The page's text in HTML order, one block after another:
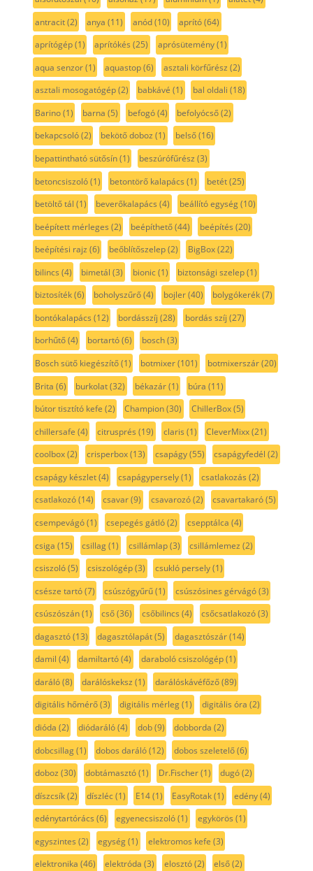
antracit(2) anya (11) anód(10) aprító(64)
aprítógép(1) aprítókés (25) aprósütemény(1)
aqua senzor(1) aquastop(6) asztali körfűrész (2)
asztali mosogatógép(2) babkávé (1) bal oldali (18)
Barino(1) barna (5) befogó(4) befolyócső(2)
bekapcsoló(2) bekötő doboz (1) belső(16)
bepattintható sütősín(1) beszúrófűrész (3)
betoncsiszoló(1) betontörő kalapács (1) betét(25)
betöltő tál (1) beverőkalapács (4) beállító egység(10)
beépített mérleges (2) beépíthető(44) beépítés (20)
beépítési rajz (6) beőblítőszelep(2) BigBox(22)
bilincs (4) bimetál (3) bionic(1) biztonsági szelep(1)
biztosíték(6) boholyszűrő(4) bojler(40) bolygókerék(7)
bontókalapács (12) bordásszíj (28) bordás szíj (27)
borhűtő(4) bortartó(6) bosch(3)
Bosch sütő kiegészítő(1) botmixer(101) botmixerszár(20)
Brita (6) burkolat(32) békazár(1) búra (11)
bútor tisztító kefe (2) Champion(30) ChillerBox(5)
chillersafe (4) citrusprés (19) claris (1) CleverMixx(21)
coolbox(2) crisperbox(13) csapágy(55) csapágyfedél (2)
csapágy készlet(4) csapágypersely(1) csatlakozás (2)
csatlakozó(14) csavar(9) csavarozó(2) csavartakaró(5)
csempevágó(1) csepegés gátló(2) csepptálca (4)
csiga (15) csillag(1) csillámlap(3) csillámlemez (2)
csiszoló(5) csiszológép(3) csukló persely(1)
csésze tartó(7) csúszógyűrű(1) csúszósines gérvágó(3)
csúszószán(1) cső(36) csőbilincs (4) csőcsatlakozó(3)
dagasztó(13) dagasztólapát(5) dagasztószár(14)
damil (4) damiltartó(4) daraboló csiszológép(1)
daráló(8) darálóskeksz (1) darálóskávéfőző(89)
digitális hőmérő(3) digitális mérleg(1) digitális óra (2)
dióda (2) diódaráló(4) dob(9) dobborda (2)
dobcsillag(1) dobos daráló(12) dobos szeletelő(6)
doboz (30) dobtámasztó(1) Dr.Fischer(1) dugó(2)
díszcsík(2) díszléc(1) E14(1) EasyRotak(1) edény(4)
edénytartórács (6) egyenecsiszoló(1) egykörös (1)
egyszintes (2) egység(1) elektromos kefe (3)
elektronika (46) elektróda (3) elosztó(2) első(2)